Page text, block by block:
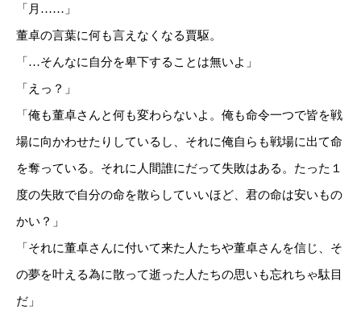
「月……」
董卓の言葉に何も言えなくなる賈駆。
「…そんなに自分を卑下することは無いよ」
「えっ？」
「俺も董卓さんと何も変わらないよ。俺も命令一つで皆を戦
場に向かわせたりしているし、それに俺自らも戦場に出て命
を奪っている。それに人間誰にだって失敗はある。たった１
度の失敗で自分の命を散らしていいほど、君の命は安いもの
かい？」
「それに董卓さんに付いて来た人たちや董卓さんを信じ、そ
の夢を叶える為に散って逝った人たちの思いも忘れちゃ駄目
だ」